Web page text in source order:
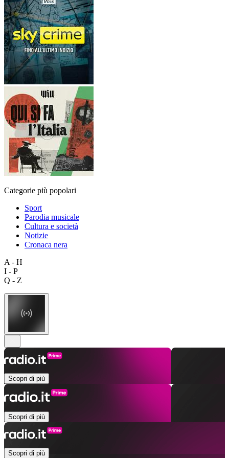
Categorie più popolari
Sport
Parodia musicale
Cultura e società
Notizie
Cronaca nera
A - H
I - P
Q - Z
Scopri di più
Scopri di più
Scopri di più